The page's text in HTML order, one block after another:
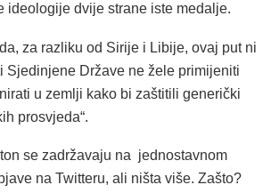
ideologije dvije strane iste medalje.
za razliku od Sirije i Libije, ovaj put ni
Sjedinjene Države ne žele primijeniti
u zemlji kako bi zaštitili generički
prosvjeda“.
se zadržavaju na jednostavnom
na Twitteru, ali ništa više. Zašto?